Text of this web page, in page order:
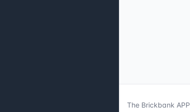
The Brickbank APP